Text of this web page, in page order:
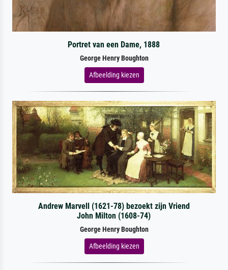
Portret van een Dame, 1888
George Henry Boughton
Afbeelding kiezen
Andrew Marvell (1621-78) bezoekt zijn Vriend
John Milton (1608-74)
George Henry Boughton
Afbeelding kiezen